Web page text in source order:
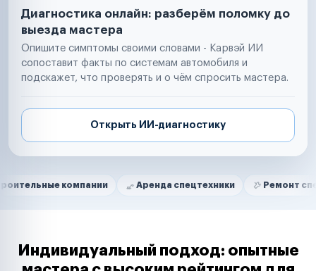
Диагностика онлайн: разберём поломку до
выезда мастера
Опишите симптомы своими словами - Карвэй ИИ
сопоставит факты по системам автомобиля и
подскажет, что проверять и о чём спросить мастера.
Открыть ИИ-диагностику
Нам доверяют
компании Аренда спецтехники Ремонт спецтехники
Маркетплейсы
Таксопарки
Индивидуальный подход: опытные